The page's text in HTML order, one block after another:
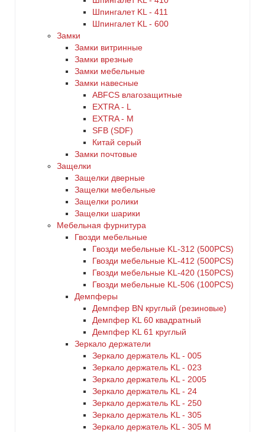
Шпингалет KL - 411
Шпингалет KL - 600
Замки
Замки витринные
Замки врезные
Замки мебельные
Замки навесные
ABFCS влагозащитные
EXTRA - L
EXTRA - М
SFB (SDF)
Китай серый
Замки почтовые
Защелки
Защелки дверные
Защелки мебельные
Защелки ролики
Защелки шарики
Мебельная фурнитура
Гвозди мебельные
Гвозди мебельные KL-312 (500PCS)
Гвозди мебельные KL-412 (500PCS)
Гвозди мебельные KL-420 (150PCS)
Гвозди мебельные KL-506 (100PCS)
Демпферы
Демпфер BN круглый (резиновые)
Демпфер KL 60 квадратный
Демпфер KL 61 круглый
Зеркало держатели
Зеркало держатель KL - 005
Зеркало держатель KL - 023
Зеркало держатель KL - 2005
Зеркало держатель KL - 24
Зеркало держатель KL - 250
Зеркало держатель KL - 305
Зеркало держатель KL - 305 M